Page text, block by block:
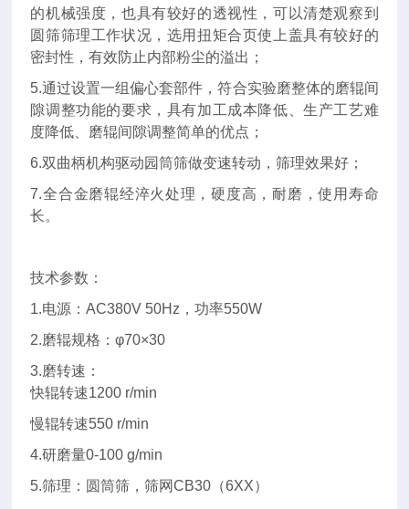
的机械强度，也具有较好的透视性，可以清楚观察到
圆筛筛理工作状况，选用扭矩合页使上盖具有较好的
密封性，有效防止内部粉尘的溢出；
5.通过设置一组偏心套部件，符合实验磨整体的磨辊间
隙调整功能的要求，具有加工成本降低、生产工艺难
度降低、磨辊间隙调整简单的优点；
6.双曲柄机构驱动园筒筛做变速转动，筛理效果好；
7.全合金磨辊经淬火处理，硬度高，耐磨，使用寿命
长。
技术参数：
1.电源：AC380V 50Hz，功率550W
2.磨辊规格：φ70×30
3.磨转速：
快辊转速1200 r/min
慢辊转速550 r/min
4.研磨量0-100 g/min
5.筛理：圆筒筛，筛网CB30（6XX）